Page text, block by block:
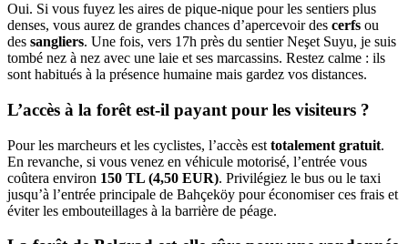
Oui. Si vous fuyez les aires de pique-nique pour les sentiers plus
denses, vous aurez de grandes chances d’apercevoir des cerfs ou
des sangliers. Une fois, vers 17h près du sentier Neşet Suyu, je suis
tombé nez à nez avec une laie et ses marcassins. Restez calme : ils
sont habitués à la présence humaine mais gardez vos distances.
L’accès à la forêt est-il payant pour les visiteurs ?
Pour les marcheurs et les cyclistes, l’accès est totalement gratuit.
En revanche, si vous venez en véhicule motorisé, l’entrée vous
coûtera environ 150 TL (4,50 EUR). Privilégiez le bus ou le taxi
jusqu’à l’entrée principale de Bahçeköy pour économiser ces frais et
éviter les embouteillages à la barrière de péage.